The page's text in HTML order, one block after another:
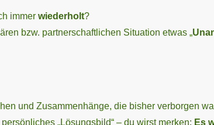
immer wiederholt?
bzw. partner­schaftlichen Situation etwas „
und Zusammen­hänge, die bisher verborgen
„Lösungsbild“ – du wirst merken: Es